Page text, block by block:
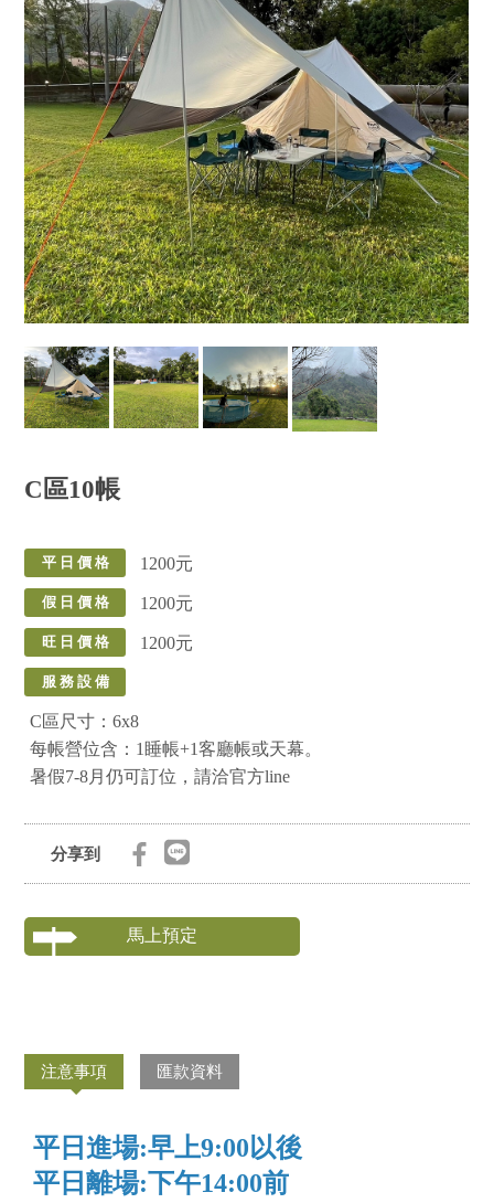
C區10帳
平 日 價 格 1200元
假 日 價 格 1200元
旺 日 價 格 1200元
服 務 設 備
C區尺寸：6x8
每帳營位含：1睡帳+1客廳帳或天幕。
暑假7-8月仍可訂位，請洽官方line
分享到
馬上預定
注意事項 匯款資料
平日進場:早上9:00以後
平日離場:下午14:00前